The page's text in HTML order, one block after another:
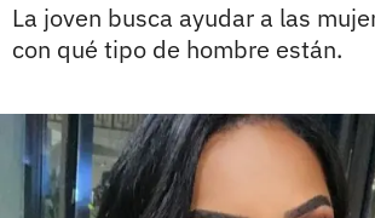
La joven busca ayudar a las
con qué tipo de hombre están.